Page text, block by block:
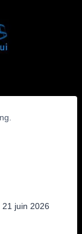
21 juin 2026